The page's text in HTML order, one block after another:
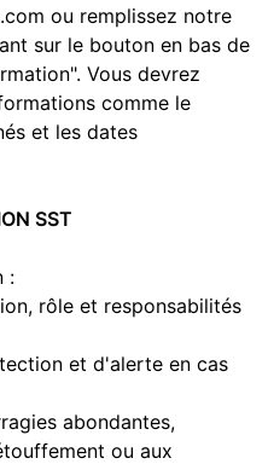
ou remplissez notre
sur le bouton en bas de
Vous devrez
comme le
et les dates
SST
:
rôle et responsabilités
et d'alerte en cas
abondantes,
ou aux